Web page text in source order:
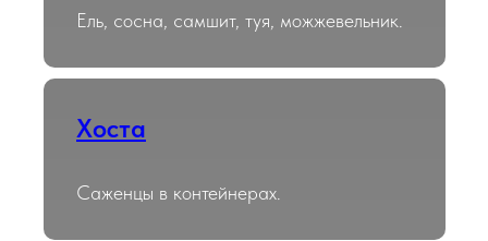
Ель, сосна, самшит, туя, можжевельник.
Хоста
Саженцы в контейнерах.